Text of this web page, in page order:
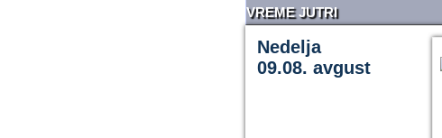
VREME JUTRI
Nedelja
09.08. avgust